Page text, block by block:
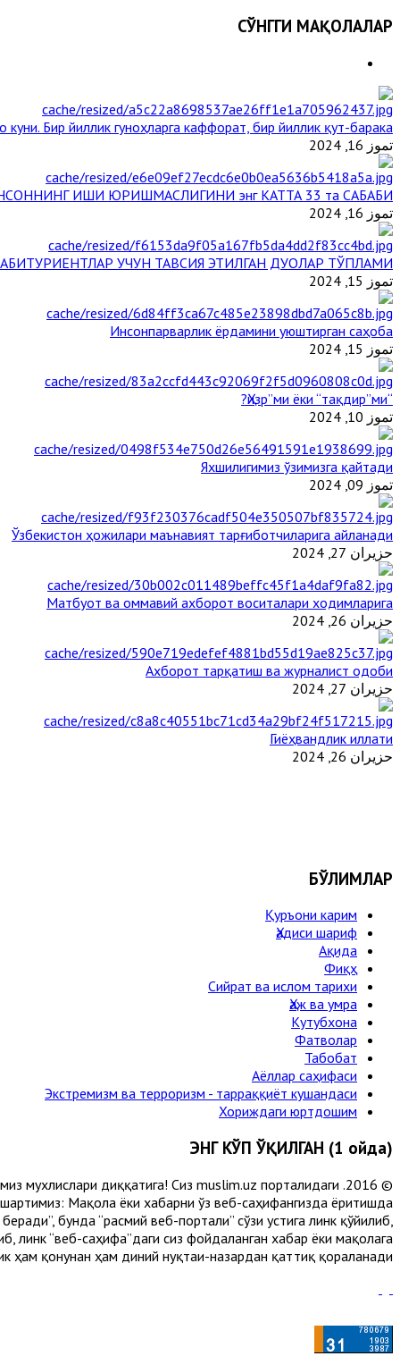
СЎНГГИ МАҚОЛАЛАР
Бир йиллик гуноҳларга каффорат, бир йиллик қут-барака
تموز 16, 2024
ИШИ ЮРИШМАСЛИГИНИ энг КАТТА 33 та САБАБИ
تموز 16, 2024
АБИТУРИЕНТЛАР УЧУН ТАВСИЯ ЭТИЛГАН ДУОЛАР ТЎПЛАМИ
تموز 15, 2024
Инсонпарварлик ёрдамини уюштирган саҳоба
تموز 15, 2024
“Ҳизр”ми ёки “тақдир”ми?
تموز 10, 2024
Яхшилигимиз ўзимизга қайтади
تموز 09, 2024
Ўзбекистон ҳожилари маънавият тарғиботчиларига айланади
حزيران 27, 2024
Матбуот ва оммавий ахборот воситалари ходимларига
حزيران 26, 2024
Ахборот тарқатиш ва журналист одоби
حزيران 27, 2024
Гиёҳвандлик иллати
حزيران 26, 2024
БЎЛИМЛАР
Қуръони карим
Ҳадиси шариф
Ақида
Фиқҳ
Сийрат ва ислом тарихи
Ҳаж ва умра
Кутубхона
Фатволар
Табобат
Аёллар саҳифаси
Экстремизм ва терроризм - тарраққиёт кушандаси
Хориждаги юртдошим
ЭНГ КЎП ЎҚИЛГАН (1 ойда)
мухлислари диққатига! Сиз muslim.uz порталидаги
Мақола ёки хабарни ўз веб-саҳифангизда ёритишда
бунда “расмий веб-портали” сўзи устига линк қўйилиб,
линк “веб-саҳифа”даги сиз фойдаланган хабар ёки мақолага
ҳам қонунан ҳам диний нуқтаи-назардан қаттиқ қораланади.